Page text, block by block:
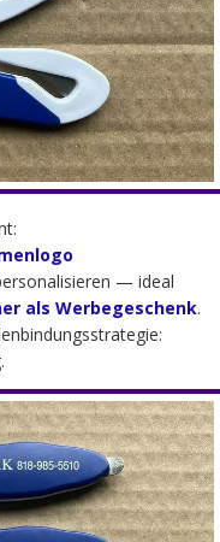
— ideal
als Werbegeschenk.